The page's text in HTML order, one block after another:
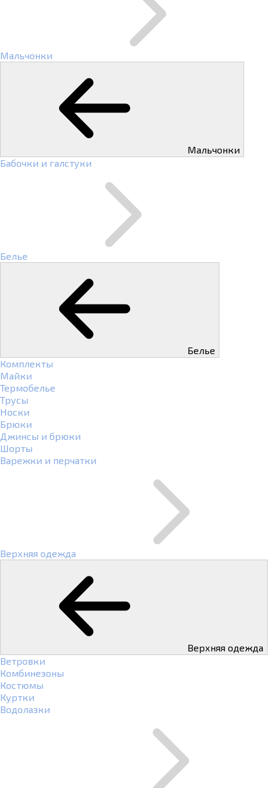
Мальчонки
Мальчонки
Бабочки и галстуки
Белье
Белье
Комплекты
Майки
Термобелье
Трусы
Носки
Брюки
Джинсы и брюки
Шорты
Варежки и перчатки
Верхняя одежда
Верхняя одежда
Ветровки
Комбинезоны
Костюмы
Куртки
Водолазки